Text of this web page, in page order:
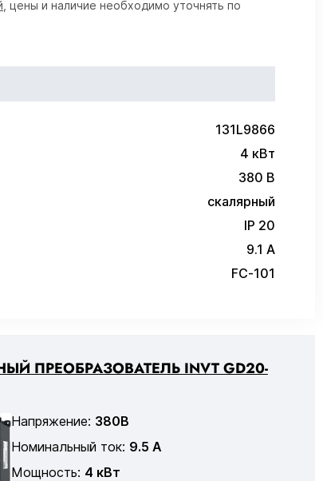
, цены и наличие необходимо уточнять по
131L9866
4 кВт
380 В
скалярный
IP 20
9.1 А
FC-101
ПРЕОБРАЗОВАТЕЛЬ INVT GD20-
Напряжение: 380В
Номинальный ток: 9.5 А
Мощность: 4 кВт